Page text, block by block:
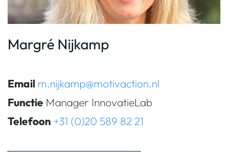
Margré Nijkamp
Email m.nijkamp@motivaction.nl
Functie Manager InnovatieLab
Telefoon +31 (0)20 589 82 21